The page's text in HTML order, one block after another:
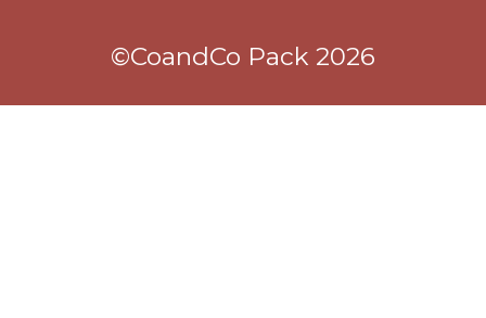
©CoandCo Pack 2026